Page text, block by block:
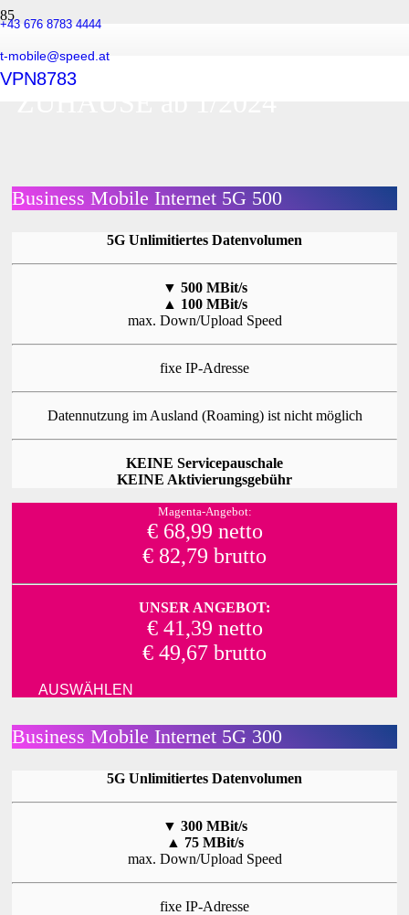
+43 676 8783 4444
t-mobile@speed.at
VPN8783
Tarife INTERNET für
Business Mobile Internet 5G 500
5G Unlimitiertes Datenvolumen
▼ 500 MBit/s
▲ 100 MBit/s
max. Down/Upload Speed
fixe IP-Adresse
Datennutzung im Ausland (Roaming) ist nicht möglich
KEINE Servicepauschale
KEINE Aktivierungsgebühr
Magenta-Angebot:
€ 68,99 netto
€ 82,79 brutto
UNSER ANGEBOT:
€ 41,39 netto
€ 49,67 brutto
AUSWÄHLEN
Business Mobile Internet 5G 300
5G Unlimitiertes Datenvolumen
▼ 300 MBit/s
▲ 75 MBit/s
max. Down/Upload Speed
fixe IP-Adresse